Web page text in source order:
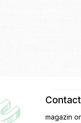
magazin